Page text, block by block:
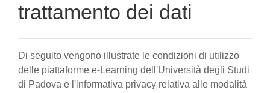
trattamento dei dati
Di seguito vengono illustrate le condizioni di utilizzo
delle piattaforme e-Learning dell'Università degli Studi
di Padova e l'informativa privacy relativa alle modalità